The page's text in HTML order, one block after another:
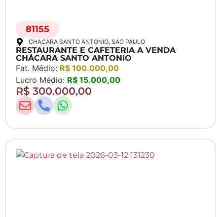
81155
CHACARA SANTO ANTONIO, SAO PAULO
RESTAURANTE E CAFETERIA A VENDA
CHÁCARA SANTO ANTONIO
Fat. Médio: R$ 100.000,00
Lucro Médio: R$ 15.000,00
R$ 300.000,00